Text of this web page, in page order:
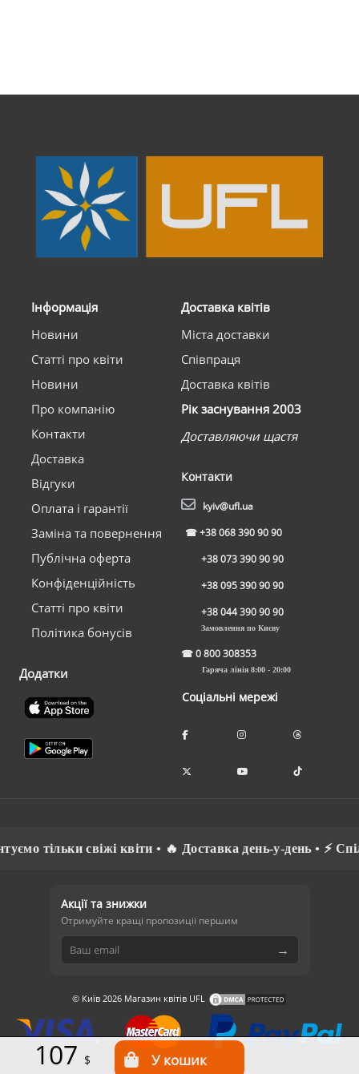
107 $
Інформація
Новини
Статті про квіти
Новини
Про компанію
Контакти
Доставка
Відгуки
Оплата і гарантії
Заміна та повернення
Публічна оферта
Конфіденційність
Статті про квіти
Політика бонусів
Додатки
Доставка квітів
Міста доставки
Співпраця
Доставка квітів
Рік заснування 2003
Доставляючи щастя
Контакти
kyiv@ufl.ua
☎+38 068 390 90 90
+38 073 390 90 90
+38 095 390 90 90
+38 044 390 90 90
Замовлення по Києву
☎0 800 308353
Гаряча лінія 8:00 - 20:00
Соціальні мережі
свіжі квіти • 🔥 Доставка день-у-день • ⚡
Акції та знижки
Отримуйте кращі пропозиції першим
→
© Київ 2026 Магазин квітів UFL